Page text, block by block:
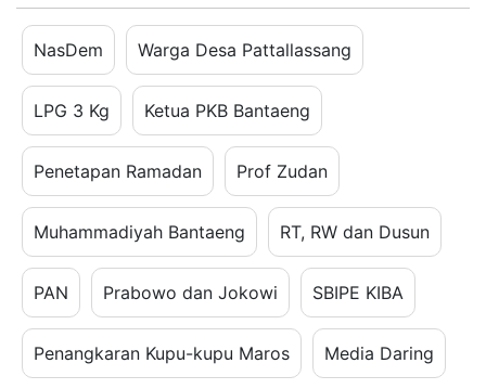
NasDem Warga Desa Pattallassang
LPG 3 Kg Ketua PKB Bantaeng
Penetapan Ramadan Prof Zudan
Muhammadiyah Bantaeng RT, RW dan Dusun
PAN Prabowo dan Jokowi SBIPE KIBA
Penangkaran Kupu-kupu Maros Media Daring